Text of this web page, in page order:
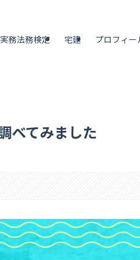
務法務検定 宅建 プロフィー
べてみました